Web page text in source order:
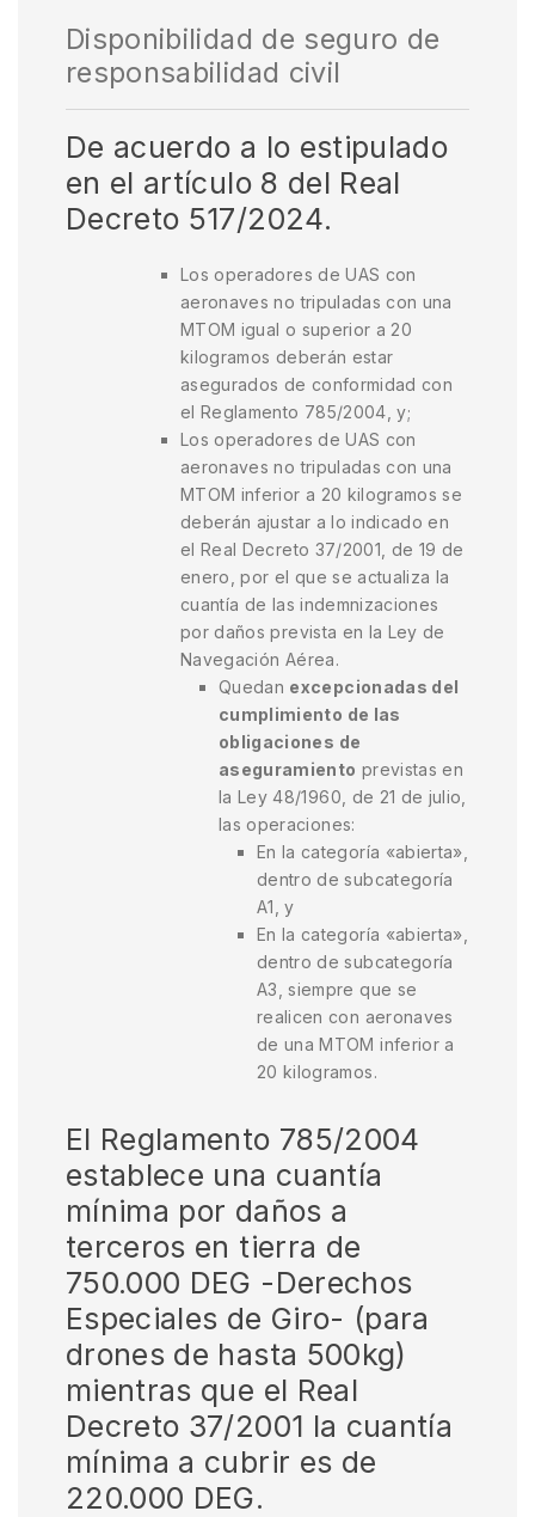
Disponibilidad de seguro de
responsabilidad civil
De acuerdo a lo estipulado
en el artículo 8 del Real
Decreto 517/2024.
Los operadores de UAS con
aeronaves no tripuladas con una
MTOM igual o superior a 20
kilogramos deberán estar
asegurados de conformidad con
el Reglamento 785/2004, y;
Los operadores de UAS con
aeronaves no tripuladas con una
MTOM inferior a 20 kilogramos se
deberán ajustar a lo indicado en
el Real Decreto 37/2001, de 19 de
enero, por el que se actualiza la
cuantía de las indemnizaciones
por daños prevista en la Ley de
Navegación Aérea.
Quedan excepcionadas del
cumplimiento de las
obligaciones de
aseguramiento previstas en
la Ley 48/1960, de 21 de julio,
las operaciones:
En la categoría «abierta»,
dentro de subcategoría
A1, y
En la categoría «abierta»,
dentro de subcategoría
A3, siempre que se
realicen con aeronaves
de una MTOM inferior a
20 kilogramos.
El Reglamento 785/2004
establece una cuantía
mínima por daños a
terceros en tierra de
750.000 DEG -Derechos
Especiales de Giro- (para
drones de hasta 500kg)
mientras que el Real
Decreto 37/2001 la cuantía
mínima a cubrir es de
220.000 DEG.